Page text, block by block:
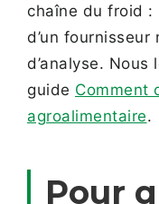
chaîne du froid :
d’un
d’analyse.
guide Comment
agroalimentaire.
Pour